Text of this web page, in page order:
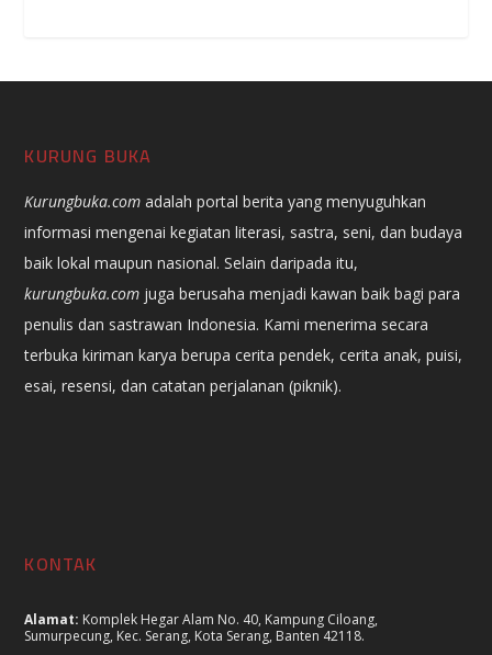
KURUNG BUKA
Kurungbuka.com adalah portal berita yang menyuguhkan
informasi mengenai kegiatan literasi, sastra, seni, dan budaya
baik lokal maupun nasional. Selain daripada itu,
kurungbuka.com juga berusaha menjadi kawan baik bagi para
penulis dan sastrawan Indonesia. Kami menerima secara
terbuka kiriman karya berupa cerita pendek, cerita anak, puisi,
esai, resensi, dan catatan perjalanan (piknik).
KONTAK
Alamat: Komplek Hegar Alam No. 40, Kampung Ciloang,
Sumurpecung, Kec. Serang, Kota Serang, Banten 42118.